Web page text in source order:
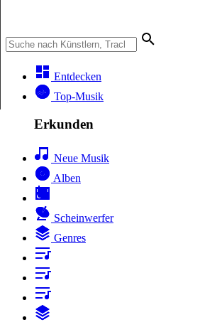
Entdecken
Top-Musik
Erkunden
Neue Musik
Alben
Scheinwerfer
Genres